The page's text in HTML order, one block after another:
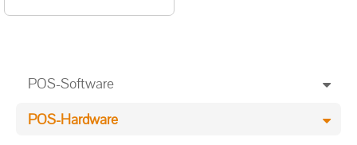
POS-Software
POS-Hardware